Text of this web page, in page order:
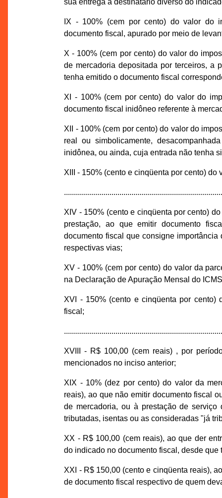
sua entrega a destinatário diverso do
IX - 100% (cem por cento) do valor do
documento fiscal, apurado por meio de
X - 100% (cem por cento) do valor do
de mercadoria depositada por terceiros, a
tenha emitido o documento fiscal
XI - 100% (cem por cento) do valor do
documento fiscal inidôneo referente à
XII - 100% (cem por cento) do valor do
real ou simbolicamente,
inidônea, ou ainda, cuja entrada não tenha
XIII - 150% (cento e cinqüenta por cento)
XIV - 150% (cento e cinqüenta por cento)
prestação, ao que emitir documento
documento fiscal que consigne
respectivas vias;
XV - 100% (cem por cento) do valor da
na Declaração de Apuração Mensal do
XVI - 150% (cento e cinqüenta por cento)
fiscal;
XVIII - R$ 100,00 (cem reais) , por
mencionados no inciso anterior;
XIX - 10% (dez por cento) do valor da
reais), ao que não emitir documento fiscal
de mercadoria, ou à prestação de
tributadas, isentas ou as consideradas "já
XX - R$ 100,00 (cem reais), ao que der
do indicado no documento fiscal, desde
XXI - R$ 150,00 (cento e cinqüenta reais),
de documento fiscal respectivo de quem